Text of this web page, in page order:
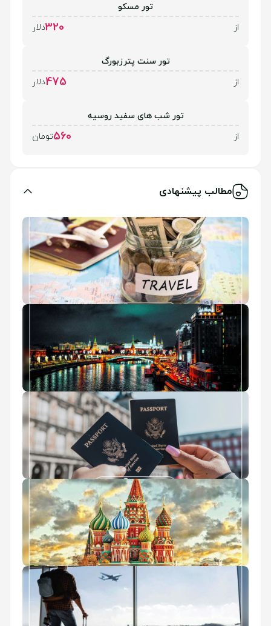
تور مسکو
از
320دلار
تور سنت پترزبورگ
از
475دلار
تور شب های سفید روسیه
از
560تومان
مطالب پیشنهادی
ارز مسافرتی
آب و هوای روسیه
ثبت نام آنلاین پاسپورت
میدان سرخ مسکو